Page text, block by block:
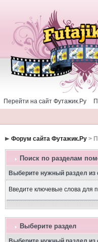
Перейти на сайт Футажик.Ру
Форум сайта Футажик.Ру>
Поиск по разделам
Выберите нужный раздел из
Введите ключевые слова для
Выберите раздел